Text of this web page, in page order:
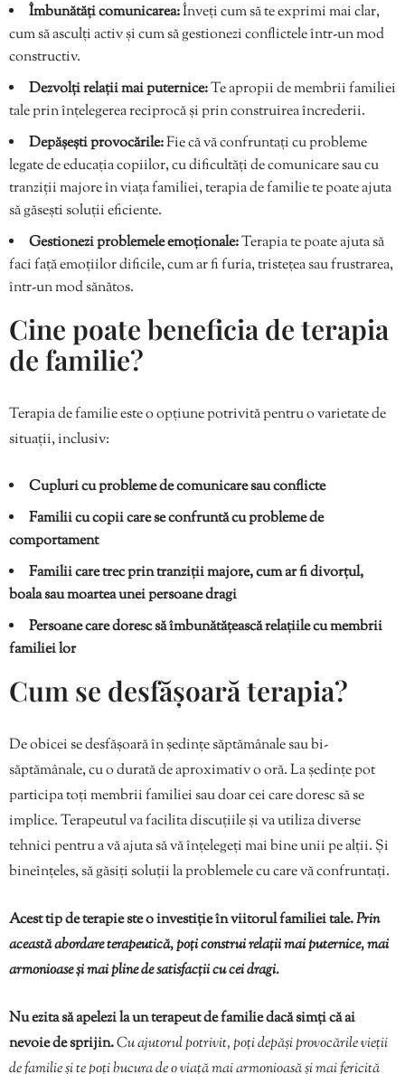
Îmbunătăți comunicarea:Înveți cum să te exprimi mai clar,
cum să asculți activ și cum să gestionezi conflictele într-un mod
constructiv.
Dezvolți relații mai puternice:Te apropii de membrii familiei
tale prin înțelegerea reciprocă și prin construirea încrederii.
Depășești provocările:Fie că vă confruntați cu probleme
legate de educația copiilor, cu dificultăți de comunicare sau cu
tranziții majore în viața familiei, terapia de familie te poate ajuta
să găsești soluții eficiente.
Gestionezi problemele emoționale:Terapia te poate ajuta să
faci față emoțiilor dificile, cum ar fi furia, tristețea sau frustrarea,
într-un mod sănătos.
Cine poate beneficia de terapia
de familie?
Terapia de familie este o opțiune potrivită pentru o varietate de
situații, inclusiv:
Cupluri cu probleme de comunicare sau conflicte
Familii cu copii care se confruntă cu probleme de
comportament
Familii care trec prin tranziții majore, cum ar fi divorțul,
boala sau moartea unei persoane dragi
Persoane care doresc să îmbunătățească relațiile cu membrii
familiei lor
Cum se desfășoară terapia?
De obicei se desfășoară în ședințe săptămânale sau bi-
săptămânale, cu o durată de aproximativ o oră. La ședințe pot
participa toți membrii familiei sau doar cei care doresc să se
implice. Terapeutul va facilita discuțiile și va utiliza diverse
tehnici pentru a vă ajuta să vă înțelegeți mai bine unii pe alții. Și
bineînțeles, să găsiți soluții la problemele cu care vă confruntați.
Acest tip de terapie ste o investiție în viitorul familiei tale.Prin
această abordare terapeutică, poți construi relații mai puternice, mai
armonioase și mai pline de satisfacții cu cei dragi.
Nu ezita să apelezi la un terapeut de familie dacă simți că ai
nevoie de sprijin.Cu ajutorul potrivit, poți depăși provocările vieții
de familie și te poți bucura de o viață mai armonioasă și mai fericită